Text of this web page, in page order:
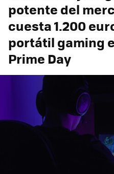
potente del
cuesta 1.200
portátil gaming
Prime Day